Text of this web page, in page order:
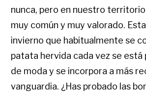
nunca, pero en nuestro
muy común y muy valorado.
invierno que habitualmente se
patata hervida cada vez se está
de moda y se incorpora a más
vanguardia. ¿Has probado las